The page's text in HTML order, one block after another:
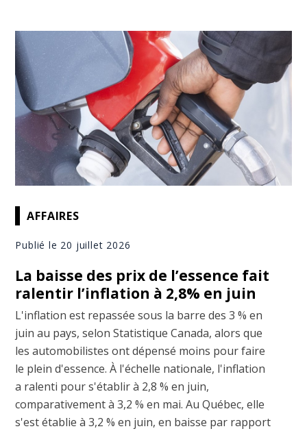
AFFAIRES
Publié le 20 juillet 2026
La baisse des prix de l’essence fait
ralentir l’inflation à 2,8% en juin
L'inflation est repassée sous la barre des 3 % en
juin au pays, selon Statistique Canada, alors que
les automobilistes ont dépensé moins pour faire
le plein d'essence. À l'échelle nationale, l'inflation
a ralenti pour s'établir à 2,8 % en juin,
comparativement à 3,2 % en mai. Au Québec, elle
s'est établie à 3,2 % en juin, en baisse par rapport